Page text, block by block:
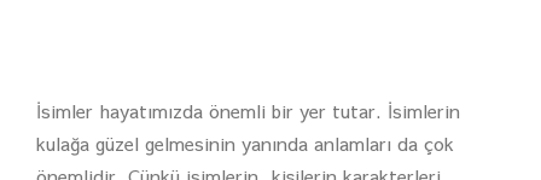
İsimler hayatımızda önemli bir yer tutar. İsimlerin
kulağa güzel gelmesinin yanında anlamları da çok